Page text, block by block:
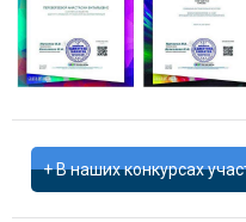
В наших конкурсах